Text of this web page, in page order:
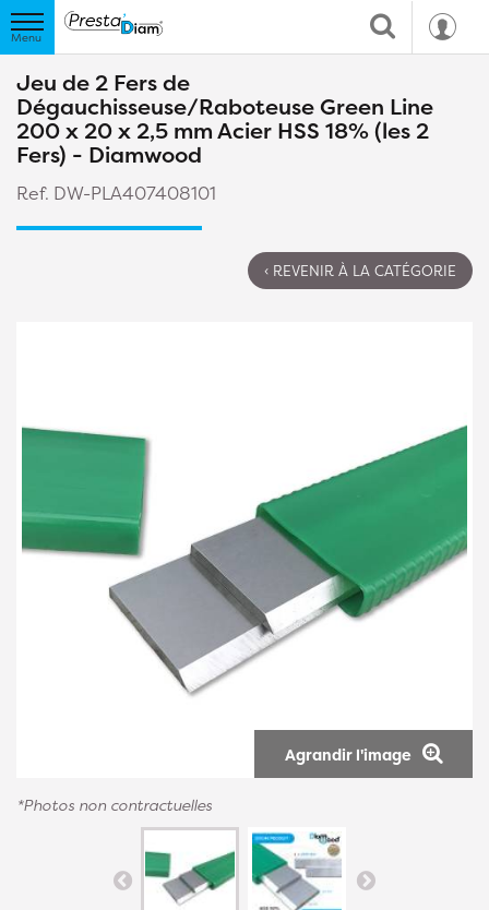
Jeu de 2 Fers de
Dégauchisseuse/Raboteuse Green Line
200 x 20 x 2,5 mm Acier HSS 18% (les 2
Fers) - Diamwood
Ref. DW-PLA407408101
‹ REVENIR À LA CATÉGORIE
Agrandir l'image
*Photos non contractuelles